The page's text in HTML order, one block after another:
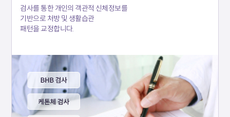
검사를 통한 개인의 객관적 신체정보를
기반으로 처방 및 생활습관
패턴을 교정합니다.